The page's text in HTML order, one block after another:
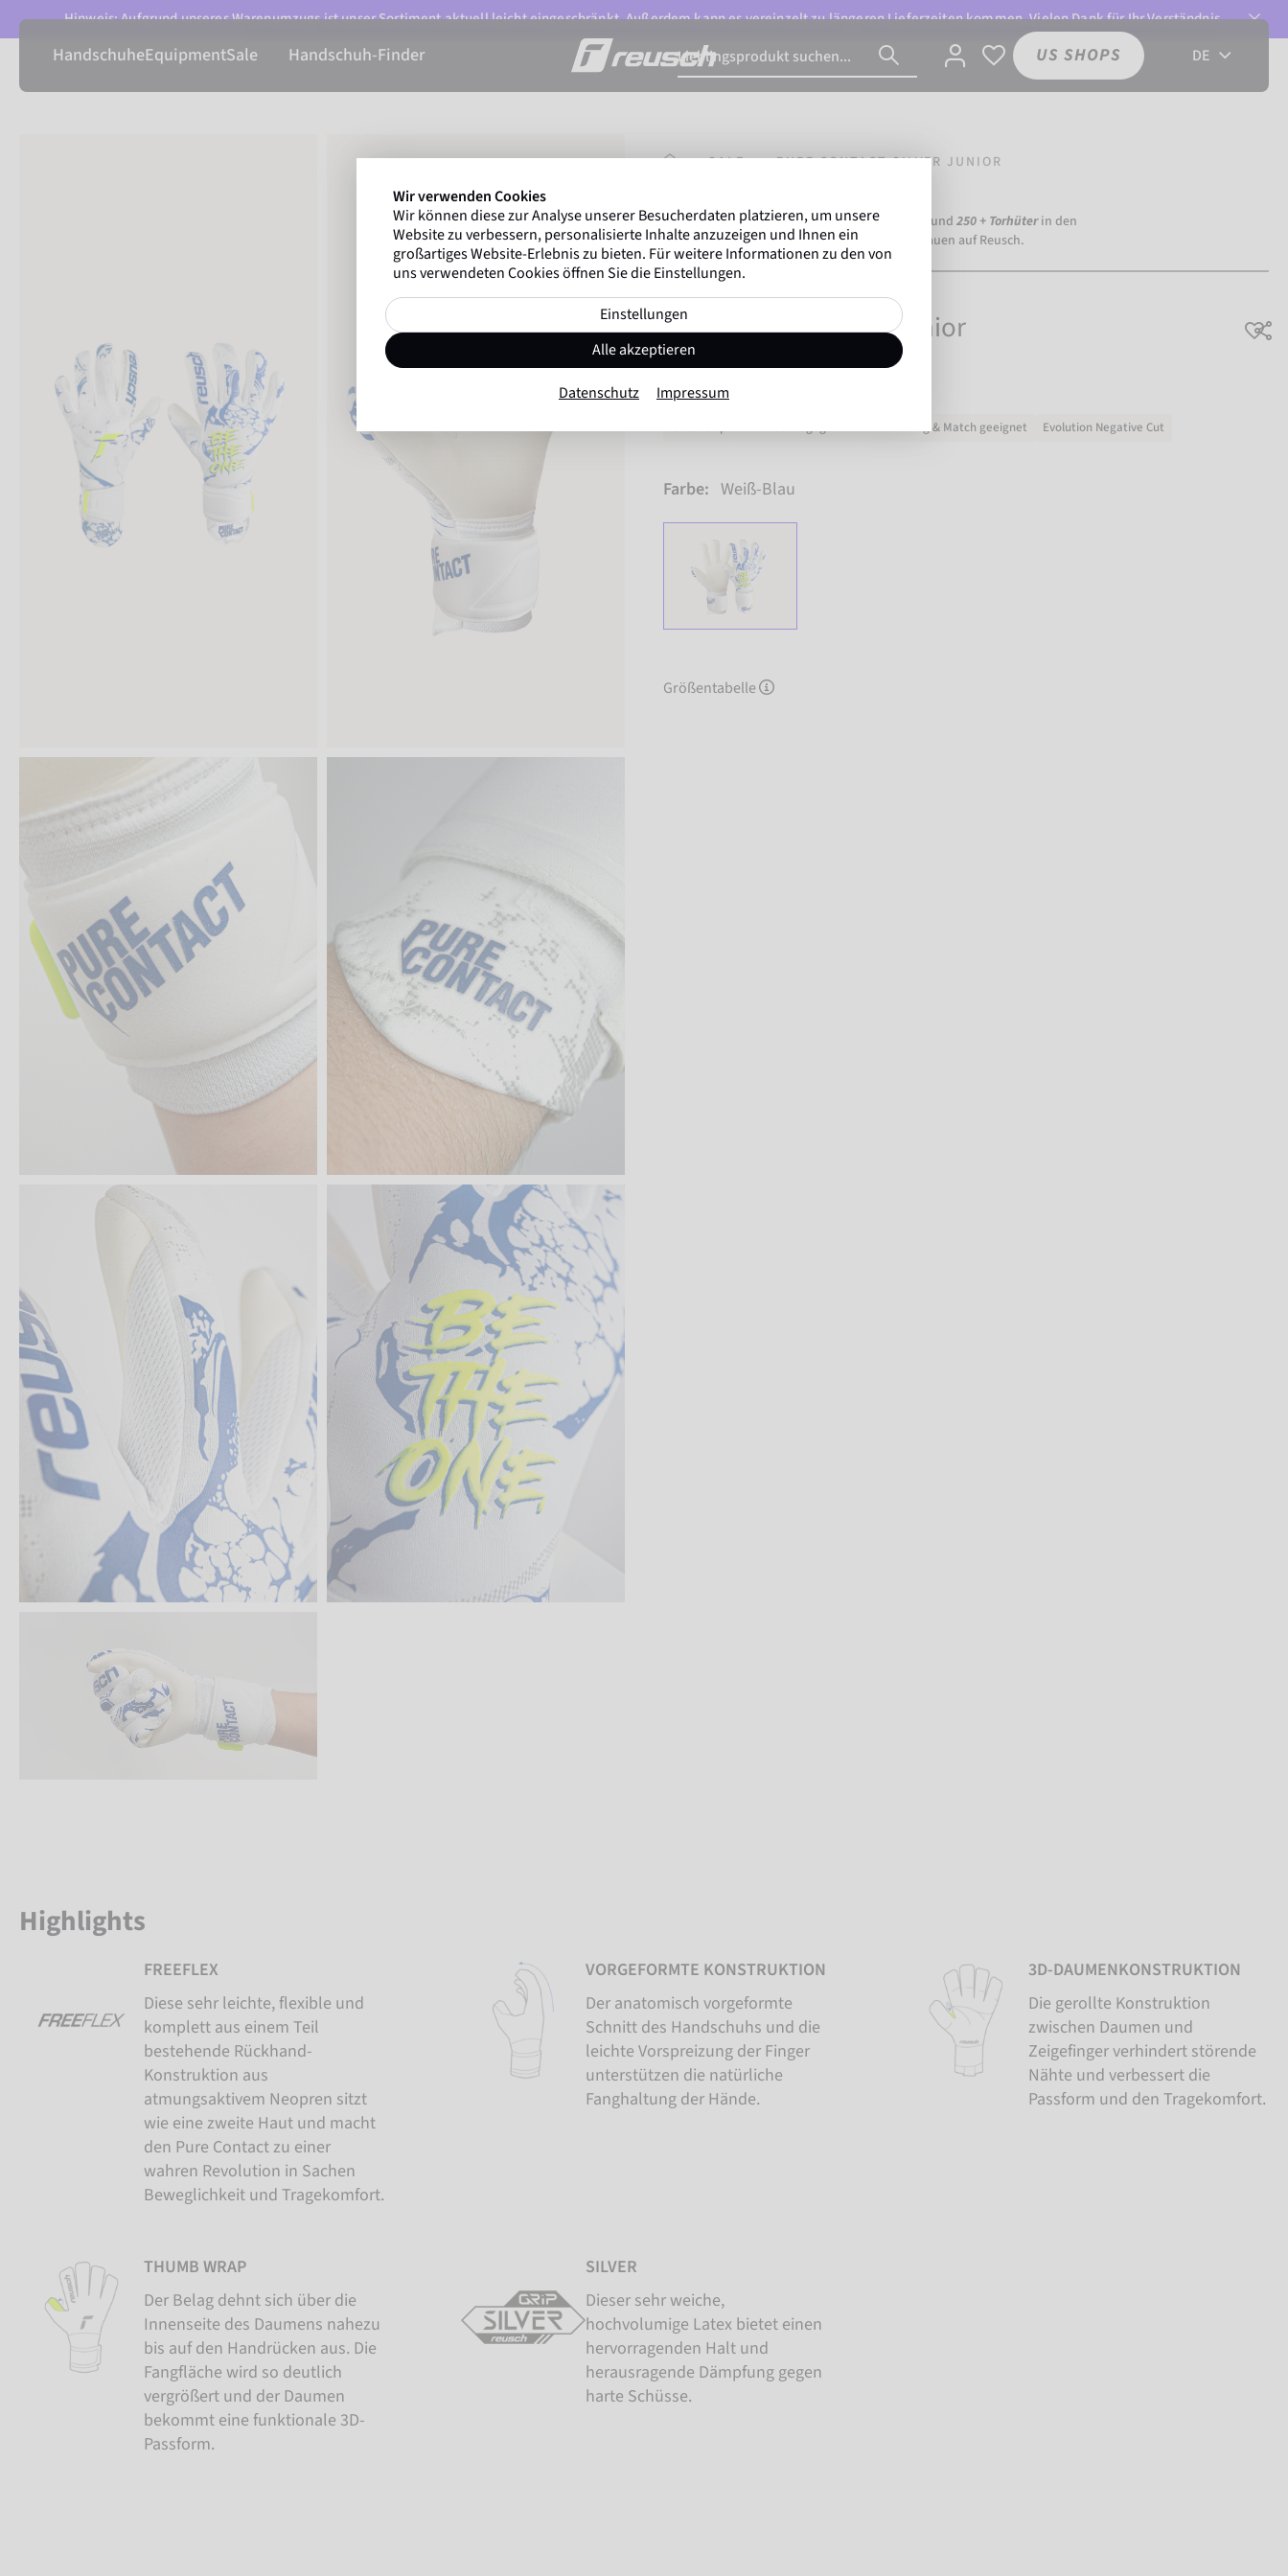
Hinweis: Aufgrund unseres Warenumzugs ist unser Sortiment aktuell leicht eingeschränkt. Außerdem kann es vereinzelt zu längeren Lieferzeiten kommen. Vielen Dank für Ihr Verständnis.
HandschuheEquipmentSale Handschuh-Finder US SHOPS DE
STARTSEITE
SALE PURE CONTACT SILVER JUNIOR
Gregor Kobel (Borussia Dortmund) und 250 + Torhüter in den
ersten nationalen Ligen weltweit vertrauen auf Reusch.
Pure Contact Silver Junior
Artikel-Nr. 5372200
für Training & Match geeignet Evolution Negative Cut
Farbe: Weiß-Blau
Größentabelle
Highlights
FREEFLEX
Diese sehr leichte, flexible und
komplett aus einem Teil
bestehende Rückhand-
Konstruktion aus
atmungsaktivem Neopren sitzt
wie eine zweite Haut und macht
den Pure Contact zu einer
wahren Revolution in Sachen
Beweglichkeit und Tragekomfort.
VORGEFORMTE KONSTRUKTION
Der anatomisch vorgeformte
Schnitt des Handschuhs und die
leichte Vorspreizung der Finger
unterstützen die natürliche
Fanghaltung der Hände.
3D-DAUMENKONSTRUKTION
Die gerollte Konstruktion
zwischen Daumen und
Zeigefinger verhindert störende
Nähte und verbessert die
Passform und den Tragekomfort.
THUMB WRAP
Der Belag dehnt sich über die
Innenseite des Daumens nahezu
bis auf den Handrücken aus. Die
Fangfläche wird so deutlich
vergrößert und der Daumen
bekommt eine funktionale 3D-
Passform.
SILVER
Dieser sehr weiche,
hochvolumige Latex bietet einen
hervorragenden Halt und
herausragende Dämpfung gegen
harte Schüsse.
Wir verwenden Cookies
Wir können diese zur Analyse unserer Besucherdaten platzieren, um unsere
Website zu verbessern, personalisierte Inhalte anzuzeigen und Ihnen ein
großartiges Website-Erlebnis zu bieten. Für weitere Informationen zu den von
uns verwendeten Cookies öffnen Sie die Einstellungen.
Einstellungen
Alle akzeptieren
Datenschutz Impressum